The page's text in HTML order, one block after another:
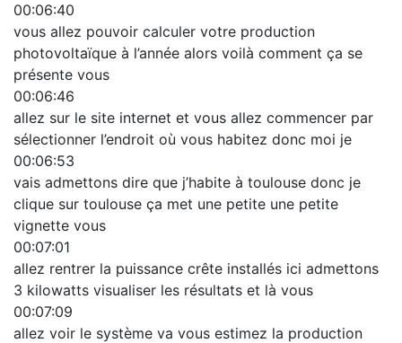
00:06:40
vous allez pouvoir calculer votre production
photovoltaïque à l’année alors voilà comment ça se
présente vous
00:06:46
allez sur le site internet et vous allez commencer par
sélectionner l’endroit où vous habitez donc moi je
00:06:53
vais admettons dire que j’habite à toulouse donc je
clique sur toulouse ça met une petite une petite
vignette vous
00:07:01
allez rentrer la puissance crête installés ici admettons
3 kilowatts visualiser les résultats et là vous
00:07:09
allez voir le système va vous estimez la production